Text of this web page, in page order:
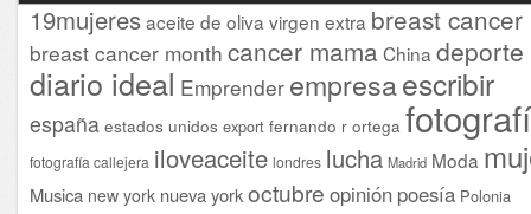
19mujeresaceite de oliva virgen extra breast cancer
breast cancer month cancer mama China deporte
diario ideal Emprender empresaescribir
españa estados unidos export fernando r ortega
fotografía callejera iloveaceite londres lucha Madrid Moda
Musica new york nueva yorkoctubre opinión poesía Polonia